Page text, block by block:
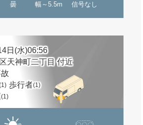
曇 幅～5.5m 信号なし
日(水)06:56
天神町二丁目 付近
歩行者(1)
(1)